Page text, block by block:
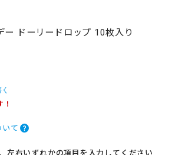
ー ドーリードロップ 10枚入り
いて
左右いずれかの項目を入力してください